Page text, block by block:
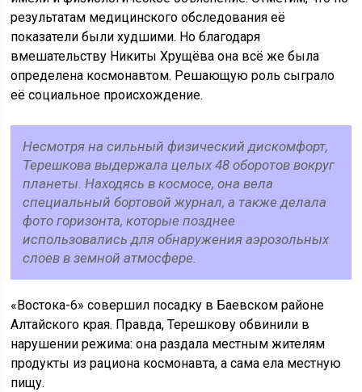
результатам медицинского обследования её
показатели были худшими. Но благодаря
вмешательству Никиты Хрущёва она всё же была
определена космонавтом. Решающую роль сыграло
её социальное происхождение.
Несмотря на сильный физический дискомфорт,
Терешкова выдержала целых 48 оборотов вокруг
планеты. Находясь в космосе, она вела
специальный бортовой журнал, а также делала
фото горизонта, которые позднее
использовались для обнаружения аэрозольных
слоев в земной атмосфере.
«Востока-6» совершил посадку в Баевском районе
Алтайского края. Правда, Терешкову обвинили в
нарушении режима: она раздала местным жителям
продукты из рациона космонавта, а сама ела местную
пищу.